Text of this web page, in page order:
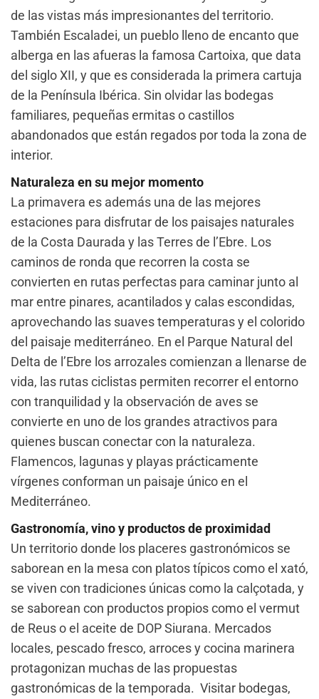
de las vistas más impresionantes del territorio.
También Escaladei, un pueblo lleno de encanto que
alberga en las afueras la famosa Cartoixa, que data
del siglo XII, y que es considerada la primera cartuja
de la Península Ibérica. Sin olvidar las bodegas
familiares, pequeñas ermitas o castillos
abandonados que están regados por toda la zona de
interior.
Naturaleza en su mejor momento
La primavera es además una de las mejores
estaciones para disfrutar de los paisajes naturales
de la Costa Daurada y las Terres de l’Ebre. Los
caminos de ronda que recorren la costa se
convierten en rutas perfectas para caminar junto al
mar entre pinares, acantilados y calas escondidas,
aprovechando las suaves temperaturas y el colorido
del paisaje mediterráneo. En el Parque Natural del
Delta de l’Ebre los arrozales comienzan a llenarse de
vida, las rutas ciclistas permiten recorrer el entorno
con tranquilidad y la observación de aves se
convierte en uno de los grandes atractivos para
quienes buscan conectar con la naturaleza.
Flamencos, lagunas y playas prácticamente
vírgenes conforman un paisaje único en el
Mediterráneo.
Gastronomía, vino y productos de proximidad
Un territorio donde los placeres gastronómicos se
saborean en la mesa con platos típicos como el xató,
se viven con tradiciones únicas como la calçotada, y
se saborean con productos propios como el vermut
de Reus o el aceite de DOP Siurana. Mercados
locales, pescado fresco, arroces y cocina marinera
protagonizan muchas de las propuestas
gastronómicas de la temporada. Visitar bodegas,